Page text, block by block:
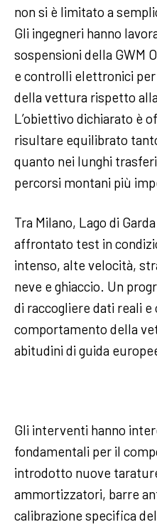
non si è limitato a
Gli ingegneri hanno
sospensioni della GWM
e controlli elettronici
della vettura rispetto
L’obiettivo dichiarato è
risultare equilibrato
quanto nei lunghi
percorsi montani più
Tra Milano, Lago di
affrontato test in
intenso, alte velocità,
neve e ghiaccio. Un
di raccogliere dati reali
comportamento della
abitudini di guida
Gli interventi hanno
fondamentali per il
introdotto nuove
ammortizzatori, barre
calibrazione specifica